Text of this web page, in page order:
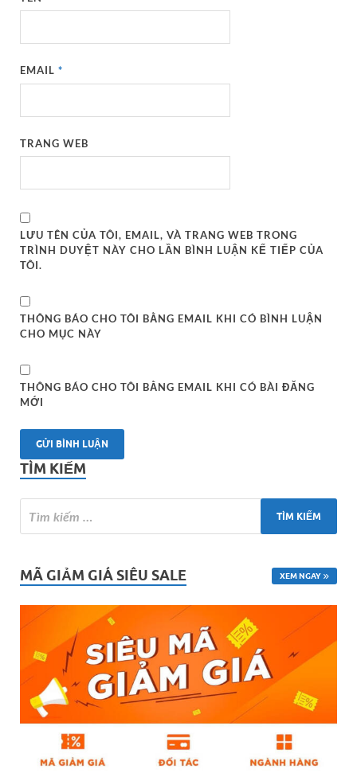
EMAIL*
TRANG WEB
LƯU TÊN CỦA TÔI, EMAIL, VÀ TRANG WEB TRONG
TRÌNH DUYỆT NÀY CHO LẦN BÌNH LUẬN KẾ TIẾP CỦA
TÔI.
THÔNG BÁO CHO TÔI BẰNG EMAIL KHI CÓ BÌNH LUẬN
CHO MỤC NÀY
THÔNG BÁO CHO TÔI BẰNG EMAIL KHI CÓ BÀI ĐĂNG
MỚI
TÌM KIẾM
MÃ GIẢM GIÁ SIÊU SALE XEM NGAY